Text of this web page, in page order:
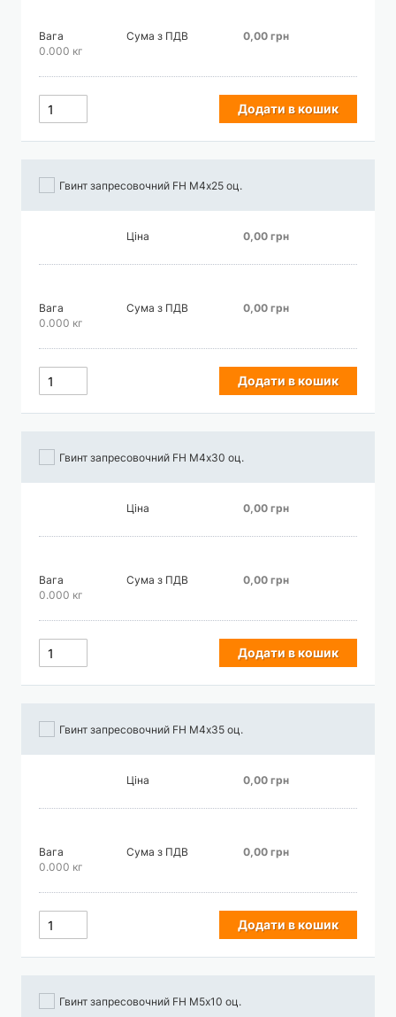
Вага
0.000 кг
Сума з ПДВ 0,00 грн
Додати в кошик
Гвинт запресовочний FH М4х25 оц.
Ціна 0,00 грн
Вага
0.000 кг
Сума з ПДВ 0,00 грн
Додати в кошик
Гвинт запресовочний FH М4х30 оц.
Ціна 0,00 грн
Вага
0.000 кг
Сума з ПДВ 0,00 грн
Додати в кошик
Гвинт запресовочний FH М4х35 оц.
Ціна 0,00 грн
Вага
0.000 кг
Сума з ПДВ 0,00 грн
Додати в кошик
Гвинт запресовочний FH М5х10 оц.